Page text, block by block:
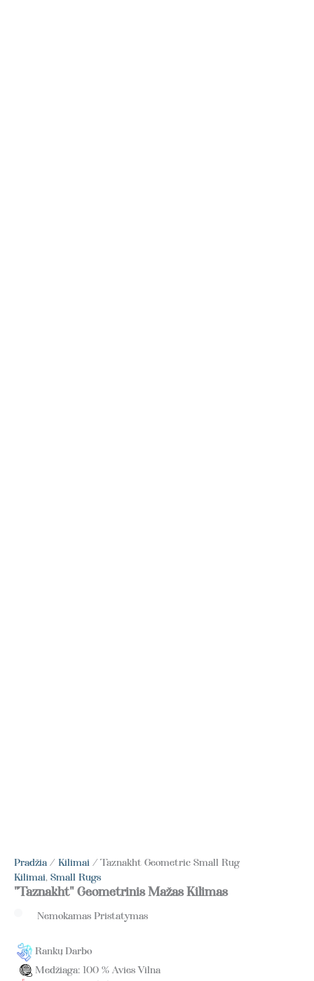
Pradžia / Kilimai / Taznakht Geometric Small Rug
Kilimai, Small Rugs
"Taznakht" Geometrinis Mažas Kilimas
Nemokamas Pristatymas
Rankų Darbo
Medžiaga: 100 % Avies Vilna